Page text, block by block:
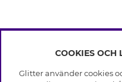
COOKIES OCH
Glitter använder cookies